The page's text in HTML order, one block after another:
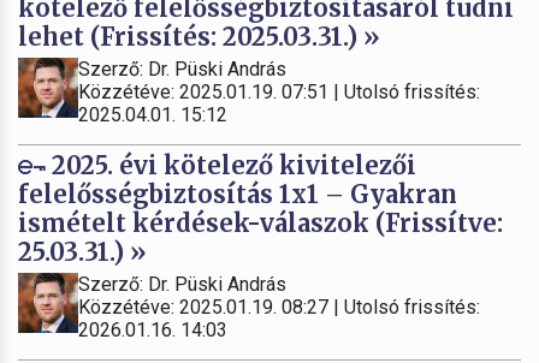
kötelező felelősségbiztosításáról tudni
lehet (Frissítés: 2025.03.31.) »
Szerző: Dr. Püski András
Közzétéve: 2025.01.19. 07:51 | Utolsó frissítés:
2025.04.01. 15:12
2025. évi kötelező kivitelezői
felelősségbiztosítás 1x1 – Gyakran
ismételt kérdések-válaszok (Frissítve:
25.03.31.) »
Szerző: Dr. Püski András
Közzétéve: 2025.01.19. 08:27 | Utolsó frissítés:
2026.01.16. 14:03